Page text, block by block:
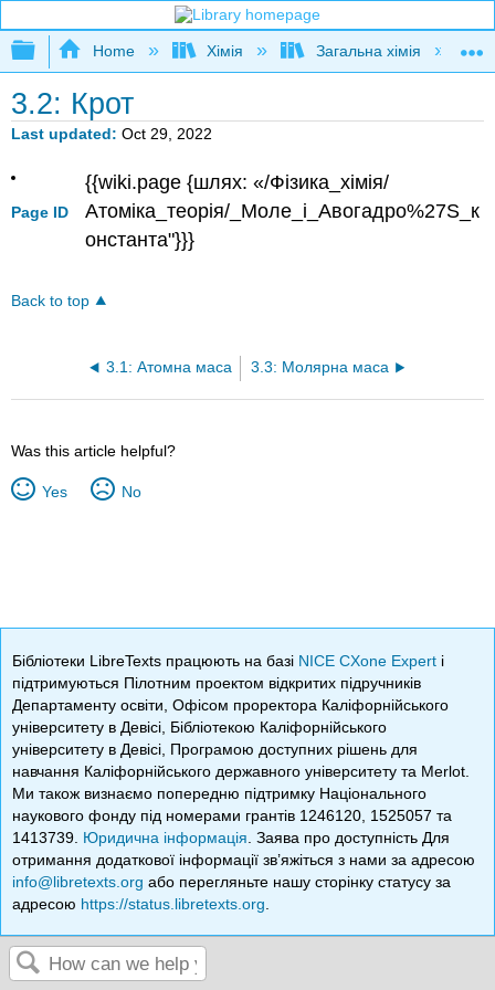
Expand/collapse global hierarchy
Home Хімія Загальна хімія
3.2: Крот
Last updated Oct 29, 2022
Page ID
{{wiki.page {шлях: «/Фізика_хімія/
Атоміка_теорія/_Моле_і_Авогадро%27S_к
онстанта"}}}
Back to top
3.1: Атомна маса 3.3: Молярна маса
Was this article helpful?
Yes No
Бібліотеки LibreTexts працюють на базі NICE CXone Expert і
підтримуються Пілотним проектом відкритих підручників
Департаменту освіти, Офісом проректора Каліфорнійського
університету в Девісі, Бібліотекою Каліфорнійського
університету в Девісі, Програмою доступних рішень для
навчання Каліфорнійського державного університету та Merlot.
Ми також визнаємо попередню підтримку Національного
наукового фонду під номерами грантів 1246120, 1525057 та
1413739. Юридична інформація . Заява про доступність Для
отримання додаткової інформації зв’яжіться з нами за адресою
info@libretexts.org або перегляньте нашу сторінку статусу за
адресою https://status.libretexts.org